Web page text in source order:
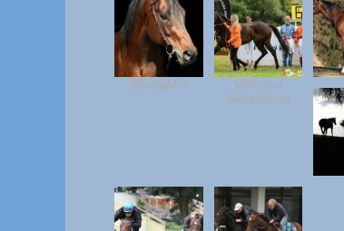
Starfighter
Vítězství
Sebastiano